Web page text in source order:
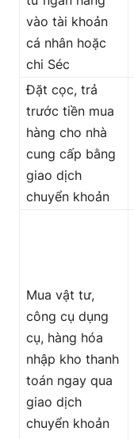
vào tài khoản
cá nhân hoặc
chi Séc
Đặt cọc, trả
trước tiền mua
hàng cho nhà
cung cấp bằng
giao dịch
chuyển khoản
Mua vật tư,
công cụ dụng
cụ, hàng hóa
nhập kho thanh
toán ngay qua
giao dịch
chuyển khoản